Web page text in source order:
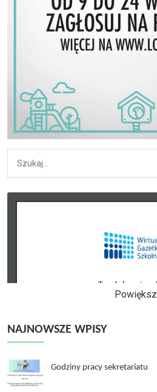
Powiększ
NAJNOWSZE WPISY
Godziny pracy sekretariatu